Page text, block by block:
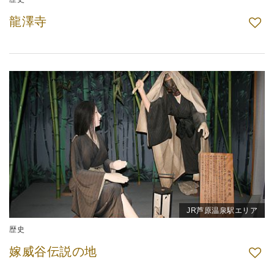
龍澤寺
JR芦原温泉駅エリア
歴史
嫁威谷伝説の地